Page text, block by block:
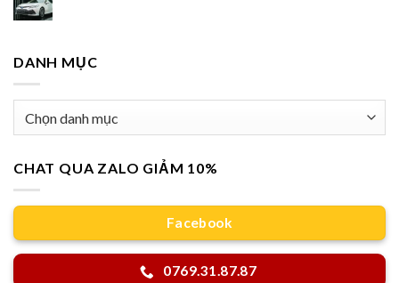
DANH MỤC
CHAT QUA ZALO GIẢM 10%
Facebook
0769.31.87.87